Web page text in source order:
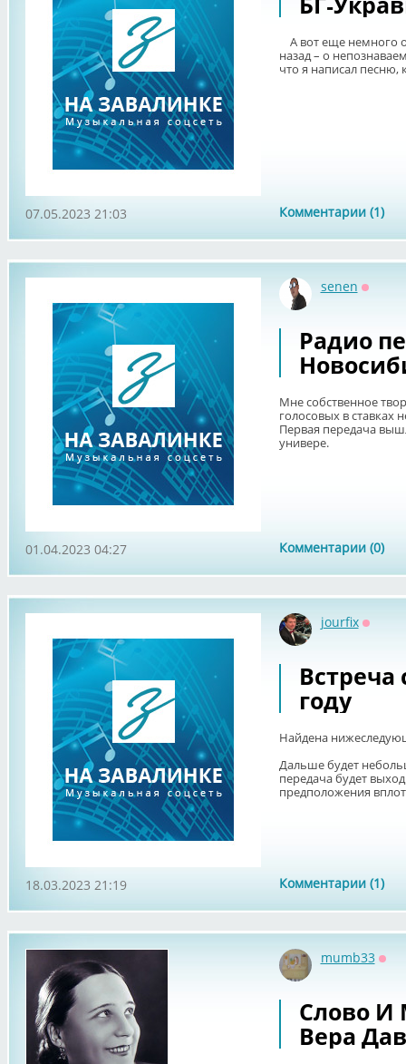
А вот еще немного
назад – о
что я написал
Комментарии (1)
07.05.2023 21:03
senen
Радио
Мне собственное
голосовых в ставках
Первая передача
универе.
Комментарии (0)
01.04.2023 04:27
jourfix
Встреча
году
Найдена
Дальше будет
передача будет
предположения
Комментарии (1)
18.03.2023 21:19
mumb33
Слово И
Вера